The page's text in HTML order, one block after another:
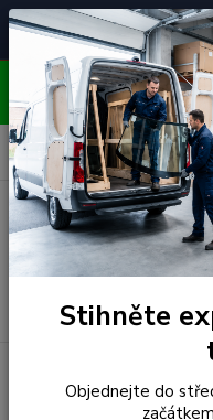
🚘
Čelní skla pro
unikátní vozy
📞
OBJEDNÁVEJTE DO
Stihněte
Objednejte do